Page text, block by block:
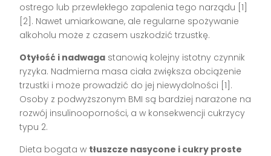
ostrego lub przewlekłego zapalenia tego narządu [1]
[2]. Nawet umiarkowane, ale regularne spożywanie
alkoholu może z czasem uszkodzić trzustkę.
Otyłość i nadwaga stanowią kolejny istotny czynnik
ryzyka. Nadmierna masa ciała zwiększa obciążenie
trzustki i może prowadzić do jej niewydolności [1].
Osoby z podwyższonym BMI są bardziej narażone na
rozwój insulinooporności, a w konsekwencji cukrzycy
typu 2.
Dieta bogata w tłuszcze nasycone i cukry proste